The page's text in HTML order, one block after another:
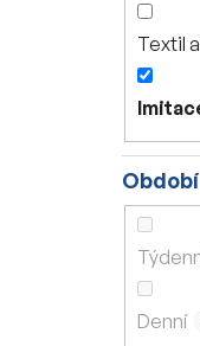
Textil
Období
Denní